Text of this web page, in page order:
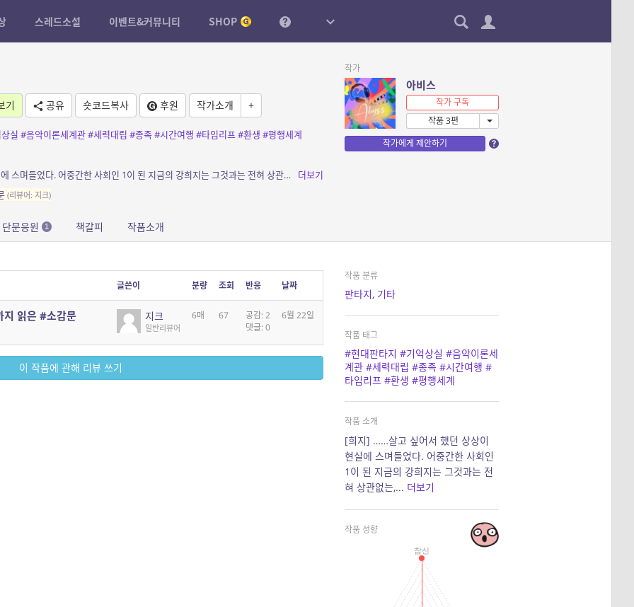
스레드소설 이벤트&커뮤니티 SHOP
기 공유 숏코드복사 후원 작가소개 +
실 #음악이론세계관#세력대립 #종족#시간여행 #타임리프#환생 #평행세계
소개: [희지] ……살고 싶어서 했던 상상이 현실에 스며들었다. 어중간한 사회인 1이 된 지금의 강희지는 그것과는 전혀 상관없는, 음악을 쓰는 사람. 그리고 언젠가부...
더보기
(리뷰어: 지크)
작가
아비스
작가 구독
작품 3편
작가에게 제안하기
단문응원 1 책갈피 작품소개
글쓴이 분량 조회 반응 날짜
읽은 #소감문 지크
일반리뷰어
6매 67
공감: 2
댓글: 0
6월 22일
이 작품에 관해 리뷰 쓰기
작품 분류
판타지, 기타
작품 태그
#현대판타지 #기억상실 #음악이론세
계관 #세력대립 #종족 #시간여행 #
타임리프 #환생 #평행세계
작품 소개
[희지] ……살고 싶어서 했던 상상이
현실에 스며들었다. 어중간한 사회인
1이 된 지금의 강희지는 그것과는 전
혀 상관없는,... 더보기
작품 성향
참신